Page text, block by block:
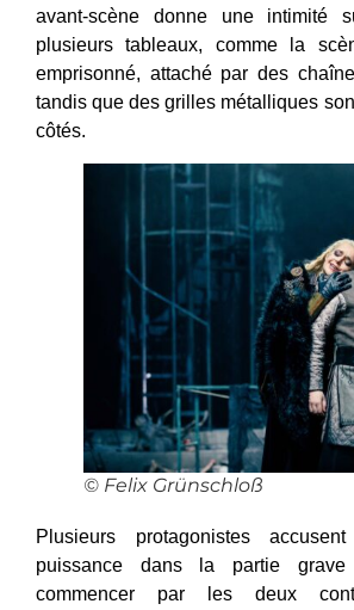
avant-scène donne une intimité
plusieurs tableaux, comme la
emprisonné, attaché par des
tandis que des grilles métalliques
côtés.
© Felix Grünschloß
Plusieurs protagonistes
puissance dans la partie
commencer par les deux